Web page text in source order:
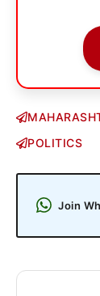
POLITICS
Join